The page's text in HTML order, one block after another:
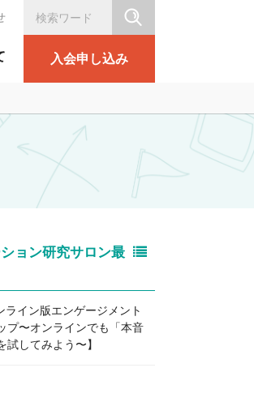
ン協会
入会申し込み
ョン研究サロン最
イン版エンゲージメント
プ〜オンラインでも「本音
してみよう〜】